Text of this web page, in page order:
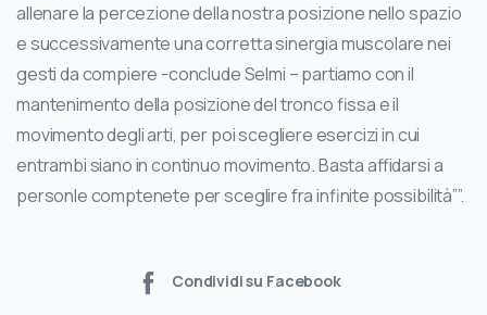
allenare la percezione della nostra posizione nello spazio
e successivamente una corretta sinergia muscolare nei
gesti da compiere -conclude Selmi – partiamo con il
mantenimento della posizione del tronco fissa e il
movimento degli arti, per poi scegliere esercizi in cui
entrambi siano in continuo movimento. Basta affidarsi a
personle comptenete per sceglire fra infinite possibilità””.
Condividi su Facebook